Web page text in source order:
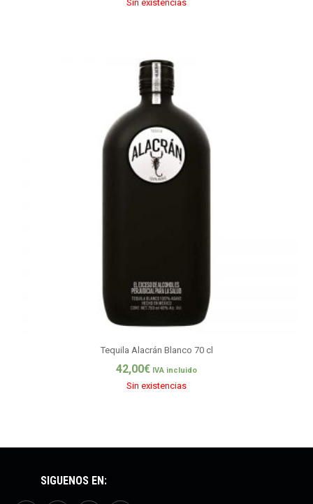
Sin existencias
Tequila Alacrán Blanco 70 cl
42,00€ IVA incluido
Sin existencias
SÍGUENOS EN: